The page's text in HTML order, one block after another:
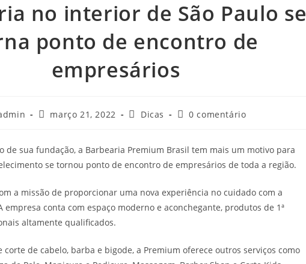
no interior de São Paulo se
ponto de encontro de
empresários
março 21, 2022 Dicas 0 comentário
de sua fundação, a Barbearia Premium Brasil tem mais um motivo para
se tornou ponto de encontro de empresários de toda a região.
a missão de proporcionar uma nova experiência no cuidado com a
empresa conta com espaço moderno e aconchegante, produtos de 1ª
altamente qualificados.
corte de cabelo, barba e bigode, a Premium oferece outros serviços como